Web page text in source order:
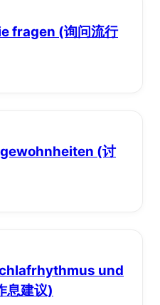
fragen (询问流行
(讨
und
息建议)